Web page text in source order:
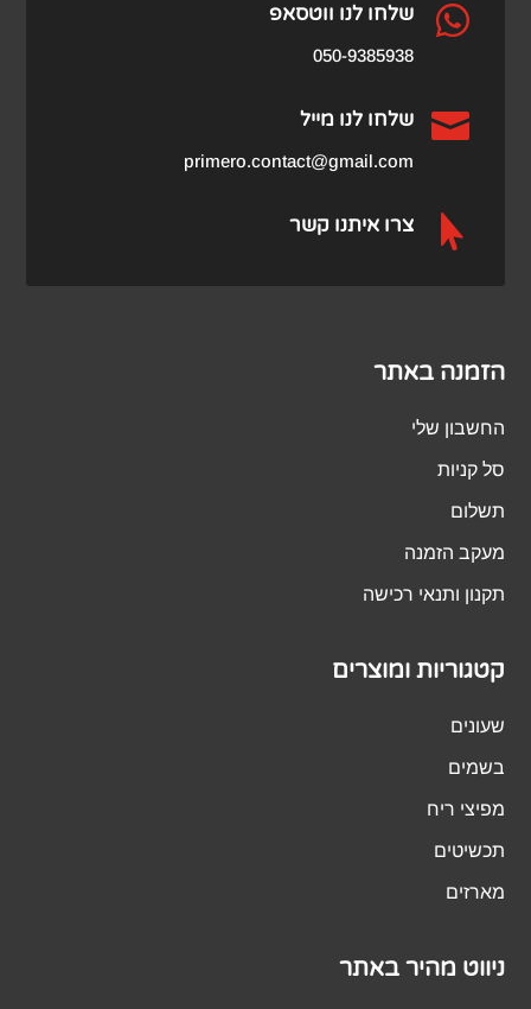
 שלחו לנו ווטסאפ
050-9385938
 שלחו לנו מייל
primero.contact@gmail.com
 צרו איתנו קשר
הזמנה באתר
החשבון שלי
סל קניות
תשלום
מעקב הזמנה
תקנון ותנאי רכישה
קטגוריות ומוצרים
שעונים
בשמים
מפיצי ריח
תכשיטים
מארזים
ניווט מהיר באתר